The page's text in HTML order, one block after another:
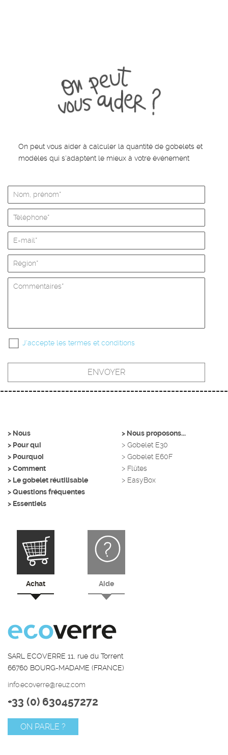
On peut vous aider à calculer la quantité de gobelets et
modèles qui s'adaptent le mieux à votre événement
J'accepte les termes et conditions
> Nous
> Pour qui
> Pourquoi
> Comment
> Le gobelet réutilisable
> Questions fréquentes
> Essentiels
> Nous proposons...
> Gobelet E30
> Gobelet E60F
> Flûtes
> EasyBox
Achat Aide
SARL ECOVERRE 11, rue du Torrent
66760 BOURG-MADAME (FRANCE)
info.ecoverre@reuz.com
+33 (0) 630457272
ON PARLE ?